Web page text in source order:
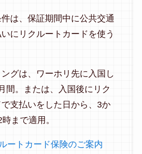
は、保証期間中に公共交通
にリクルートカードを使う
グは、ワーホリ先に入国し
間。または、入国後にリク
支払いをした日から、3か
まで適用。
ートカード保険のご案内